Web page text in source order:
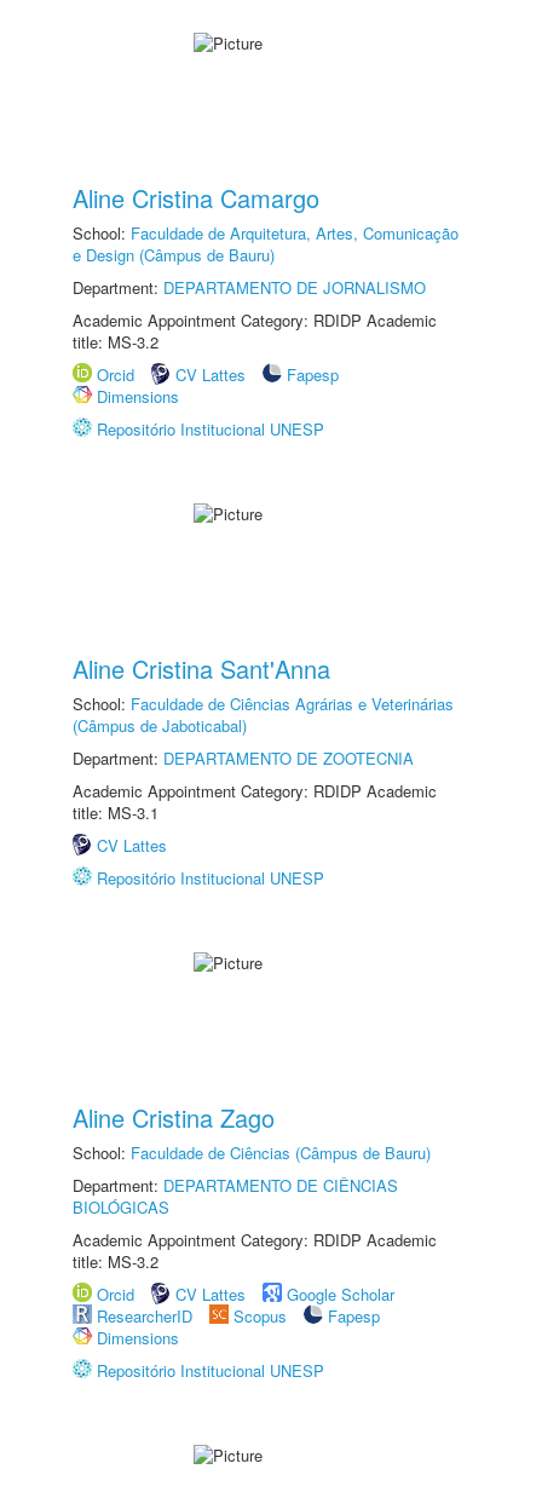
Aline Cristina Camargo
School: Faculdade de Arquitetura, Artes, Comunicação
e Design (Câmpus de Bauru)
Department: DEPARTAMENTO DE JORNALISMO
Academic Appointment Category: RDIDP Academic
title: MS-3.2
Orcid
CV Lattes
Fapesp
Dimensions
Repositório Institucional UNESP
Aline Cristina Sant'Anna
School: Faculdade de Ciências Agrárias e Veterinárias
(Câmpus de Jaboticabal)
Department: DEPARTAMENTO DE ZOOTECNIA
Academic Appointment Category: RDIDP Academic
title: MS-3.1
CV Lattes
Repositório Institucional UNESP
Aline Cristina Zago
School: Faculdade de Ciências (Câmpus de Bauru)
Department: DEPARTAMENTO DE CIÊNCIAS
BIOLÓGICAS
Academic Appointment Category: RDIDP Academic
title: MS-3.2
Orcid
CV Lattes
Google Scholar
ResearcherID
Scopus
Fapesp
Dimensions
Repositório Institucional UNESP